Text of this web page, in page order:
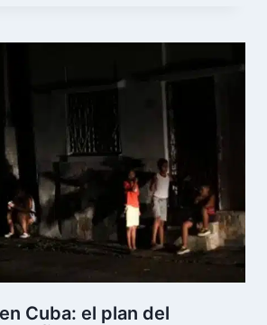
Cuba: el plan del